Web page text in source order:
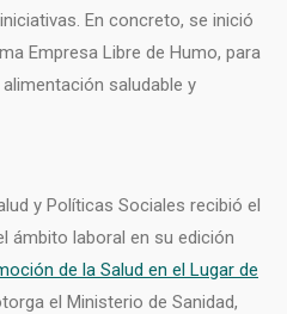
En concreto, se inició
Empresa Libre de Humo, para
saludable y
y Políticas Sociales recibió el
ámbito laboral en su edición
de la Salud en el Lugar de
el Ministerio de Sanidad,